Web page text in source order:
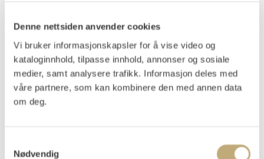
Denne nettsiden anvender cookies
Vi bruker informasjonskapsler for å vise video og
kataloginnhold, tilpasse innhold, annonser og sosiale
medier, samt analysere trafikk. Informasjon deles med
våre partnere, som kan kombinere den med annen data
om deg.
Nødvendig
Johannessen, Jens (1934-)
Hustak 1983
Litografi
Arket: 56,5x38, Motivet: 40x29
Signert nede t.h.: Jens Johannessen
Wiig 120.